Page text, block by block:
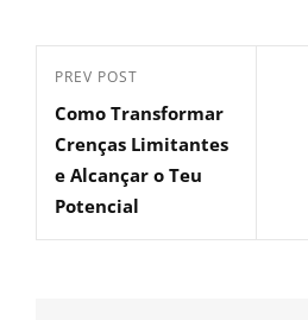
PREV POST
Como Transformar
Crenças Limitantes
e Alcançar o Teu
Potencial